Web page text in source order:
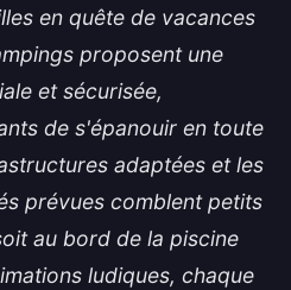
en quête de vacances
proposent une
et sécurisée,
de s'épanouir en toute
adaptées et les
prévues comblent petits
au bord de la piscine
ludiques, chaque